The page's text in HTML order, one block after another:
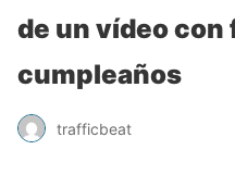
de un vídeo con
cumpleaños
trafficbeat